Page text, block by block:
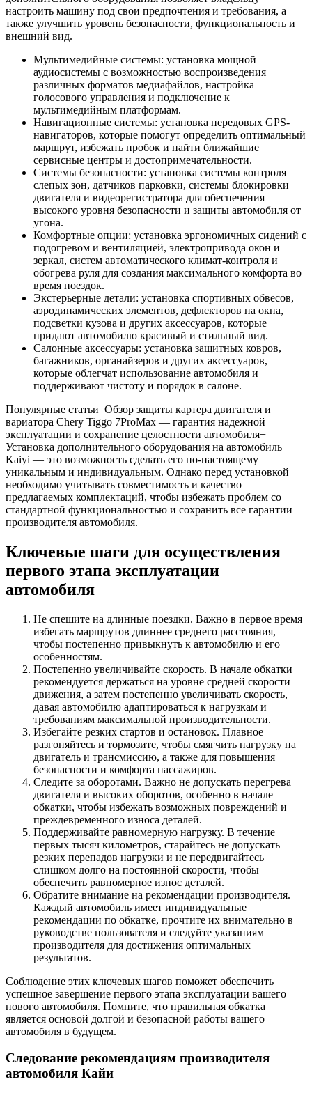
настроить машину под свои предпочтения и требования, а
также улучшить уровень безопасности, функциональность и
внешний вид.
Мультимедийные системы: установка мощной
аудиосистемы с возможностью воспроизведения
различных форматов медиафайлов, настройка
голосового управления и подключение к
мультимедийным платформам.
Навигационные системы: установка передовых GPS-
навигаторов, которые помогут определить оптимальный
маршрут, избежать пробок и найти ближайшие
сервисные центры и достопримечательности.
Системы безопасности: установка системы контроля
слепых зон, датчиков парковки, системы блокировки
двигателя и видеорегистратора для обеспечения
высокого уровня безопасности и защиты автомобиля от
угона.
Комфортные опции: установка эргономичных сидений с
подогревом и вентиляцией, электропривода окон и
зеркал, систем автоматического климат-контроля и
обогрева руля для создания максимального комфорта во
время поездок.
Экстерьерные детали: установка спортивных обвесов,
аэродинамических элементов, дефлекторов на окна,
подсветки кузова и других аксессуаров, которые
придают автомобилю красивый и стильный вид.
Салонные аксессуары: установка защитных ковров,
багажников, органайзеров и других аксессуаров,
которые облегчат использование автомобиля и
поддерживают чистоту и порядок в салоне.
Популярные статьи Обзор защиты картера двигателя и
вариатора Chery Tiggo 7ProMax — гарантия надежной
эксплуатации и сохранение целостности автомобиля+
Установка дополнительного оборудования на автомобиль
Kaiyi — это возможность сделать его по-настоящему
уникальным и индивидуальным. Однако перед установкой
необходимо учитывать совместимость и качество
предлагаемых комплектаций, чтобы избежать проблем со
стандартной функциональностью и сохранить все гарантии
производителя автомобиля.
Ключевые шаги для осуществления
первого этапа эксплуатации
автомобиля
Не спешите на длинные поездки. Важно в первое время
избегать маршрутов длиннее среднего расстояния,
чтобы постепенно привыкнуть к автомобилю и его
особенностям.
Постепенно увеличивайте скорость. В начале обкатки
рекомендуется держаться на уровне средней скорости
движения, а затем постепенно увеличивать скорость,
давая автомобилю адаптироваться к нагрузкам и
требованиям максимальной производительности.
Избегайте резких стартов и остановок. Плавное
разгоняйтесь и тормозите, чтобы смягчить нагрузку на
двигатель и трансмиссию, а также для повышения
безопасности и комфорта пассажиров.
Следите за оборотами. Важно не допускать перегрева
двигателя и высоких оборотов, особенно в начале
обкатки, чтобы избежать возможных повреждений и
преждевременного износа деталей.
Поддерживайте равномерную нагрузку. В течение
первых тысяч километров, старайтесь не допускать
резких перепадов нагрузки и не передвигайтесь
слишком долго на постоянной скорости, чтобы
обеспечить равномерное износ деталей.
Обратите внимание на рекомендации производителя.
Каждый автомобиль имеет индивидуальные
рекомендации по обкатке, прочтите их внимательно в
руководстве пользователя и следуйте указаниям
производителя для достижения оптимальных
результатов.
Соблюдение этих ключевых шагов поможет обеспечить
успешное завершение первого этапа эксплуатации вашего
нового автомобиля. Помните, что правильная обкатка
является основой долгой и безопасной работы вашего
автомобиля в будущем.
Следование рекомендациям производителя
автомобиля Кайи